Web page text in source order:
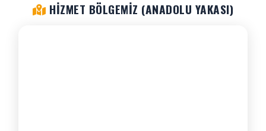
HIZMET BÖLGEMIZ (ANADOLU YAKASI)